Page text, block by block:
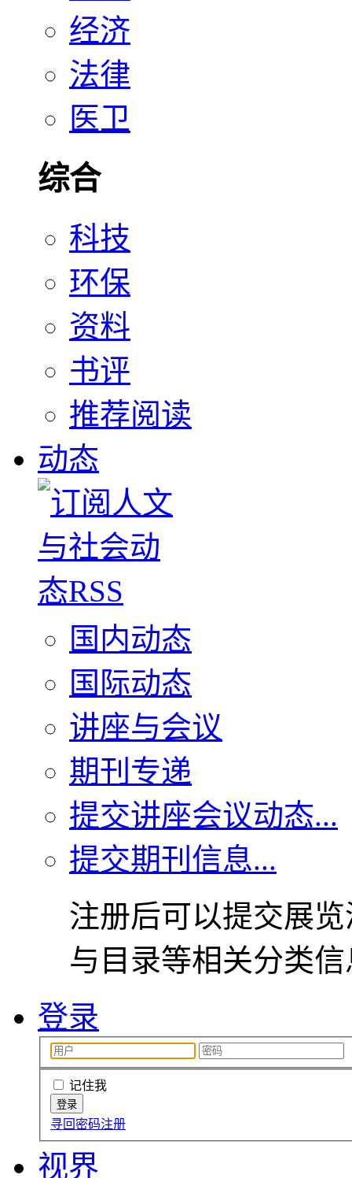
经济
法律
医卫
综合
科技
环保
资料
书评
推荐阅读
动态
国内动态
国际动态
讲座与会议
期刊专递
提交讲座会议动态...
提交期刊信息...
注册后可以提交展
与目录等相关分类
登录
记住我
寻回密码注册
视界